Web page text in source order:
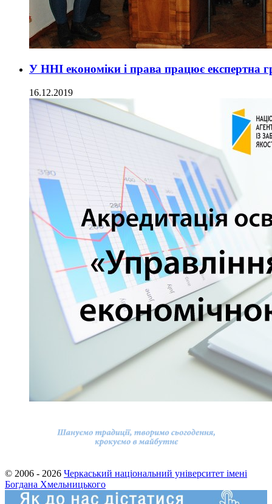
У ННІ економіки і права працює експертна
16.12.2019
© 2006 - 2026 Черкаський національний університет імені
Богдана Хмельницького